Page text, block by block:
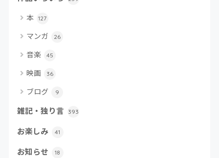
本 127
マンガ 26
音楽 45
映画 36
ブログ 9
雑記・独り言 393
お楽しみ 41
お知らせ 18